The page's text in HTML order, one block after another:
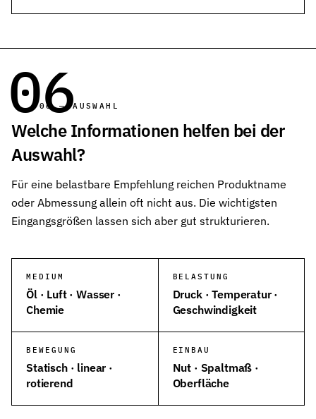
06
06 — AUSWAHL
Welche Informationen helfen bei der
Auswahl?
Für eine belastbare Empfehlung reichen Produktname
oder Abmessung allein oft nicht aus. Die wichtigsten
Eingangsgrößen lassen sich aber gut strukturieren.
MEDIUM
Öl · Luft · Wasser ·
Chemie
BELASTUNG
Druck · Temperatur ·
Geschwindigkeit
BEWEGUNG
Statisch · linear ·
rotierend
EINBAU
Nut · Spaltmaß ·
Oberfläche